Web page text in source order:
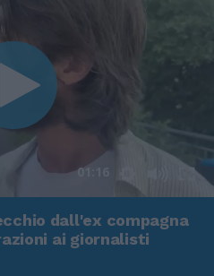
01:16
dall'ex compagna
ai giornalisti